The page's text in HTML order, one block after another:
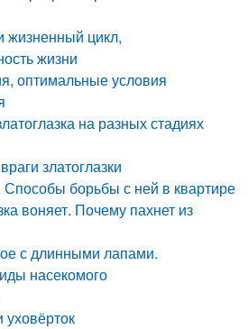
жизненный цикл,
жизни
оптимальные условия
на разных стадиях
златоглазки
Способы борьбы с ней в квартире
воняет. Почему пахнет из
с длинными лапами.
насекомого
уховёрток